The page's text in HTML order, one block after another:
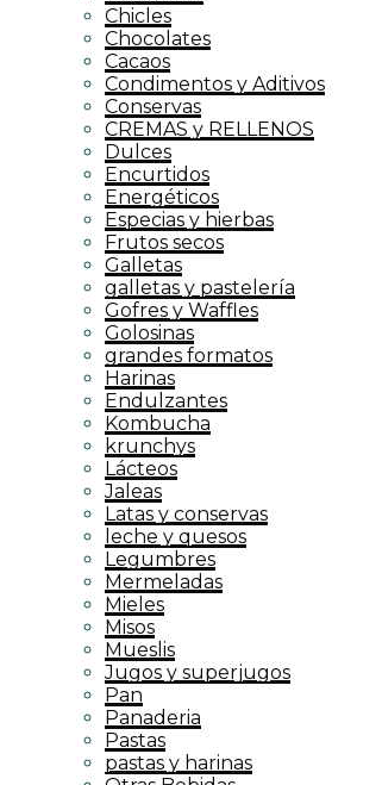
Chicles
Chocolates
Cacaos
Condimentos y Aditivos
Conservas
CREMAS y RELLENOS
Dulces
Encurtidos
Energéticos
Especias y hierbas
Frutos secos
Galletas
galletas y pastelería
Gofres y Waffles
Golosinas
grandes formatos
Harinas
Endulzantes
Kombucha
krunchys
Lácteos
Jaleas
Latas y conservas
leche y quesos
Legumbres
Mermeladas
Mieles
Misos
Mueslis
Jugos y superjugos
Pan
Panaderia
Pastas
pastas y harinas